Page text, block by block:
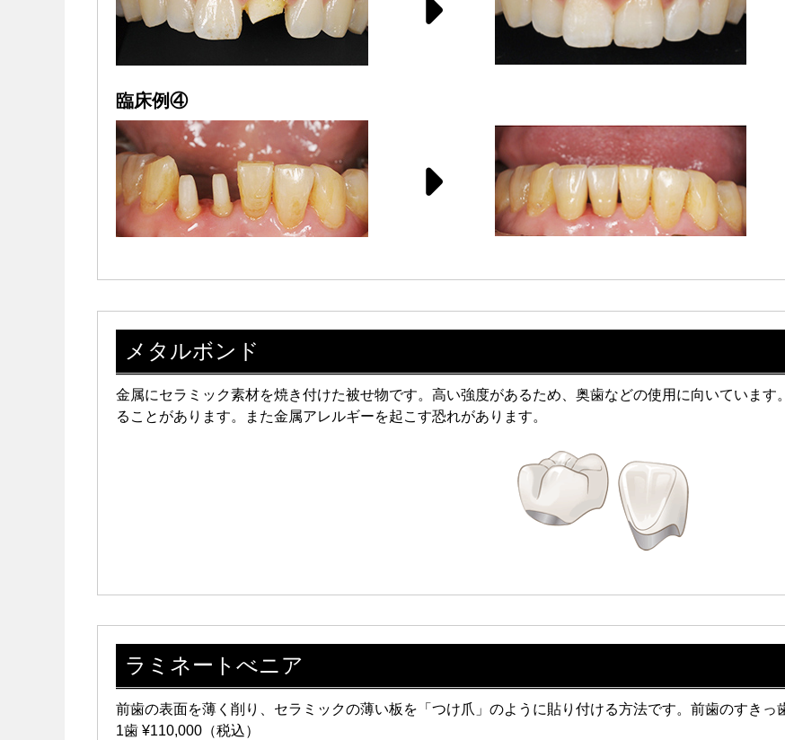
臨床例④
メタルボンド
金属にセラミック素材を焼き付けた被せ物です。高い強度があるため、奥歯などの使用に向いています
ることがあります。また金属アレルギーを起こす恐れがあります。
ラミネートべニア
前歯の表面を薄く削り、セラミックの薄い板を「つけ爪」のように貼り付ける方法です。前歯のすきっ
1歯 ¥110,000（税込）